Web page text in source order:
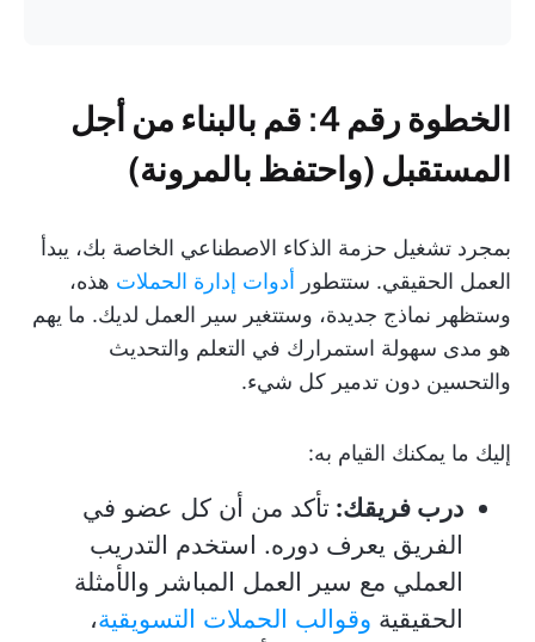
الخطوة رقم 4: قم بالبناء من أجل
المستقبل (واحتفظ بالمرونة)
بمجرد تشغيل حزمة الذكاء الاصطناعي الخاصة بك، يبدأ
العمل الحقيقي. ستتطور أدوات إدارة الحملات هذه،
وستظهر نماذج جديدة، وستتغير سير العمل لديك. ما يهم
هو مدى سهولة استمرارك في التعلم والتحديث
والتحسين دون تدمير كل شيء.
إليك ما يمكنك القيام به:
درب فريقك: تأكد من أن كل عضو في
الفريق يعرف دوره. استخدم التدريب
العملي مع سير العمل المباشر والأمثلة
الحقيقية وقوالب الحملات التسويقية،